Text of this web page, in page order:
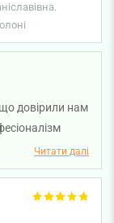
довірили нам
вам
задоволені
міцного
Читати далі